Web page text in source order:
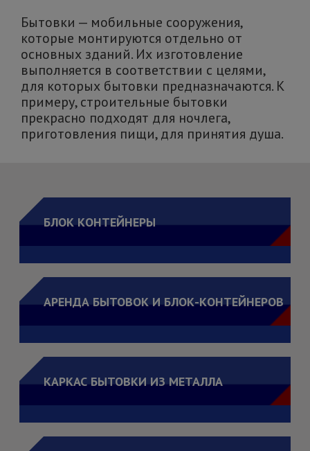
Бытовки — мобильные сооружения,
которые монтируются отдельно от
основных зданий. Их изготовление
выполняется в соответствии с целями,
для которых бытовки предназначаются. К
примеру, строительные бытовки
прекрасно подходят для ночлега,
приготовления пищи, для принятия душа.
БЛОК КОНТЕЙНЕРЫ
АРЕНДА БЫТОВОК И БЛОК-КОНТЕЙНЕРОВ
КАРКАС БЫТОВКИ ИЗ МЕТАЛЛА